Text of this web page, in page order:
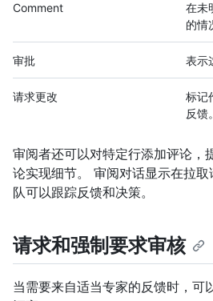
Comment
在未
的情
审批 表示
请求更改
标记
反馈。
审阅者还可以对特定行添加评论，
论实现细节。 审阅对话显示在拉
队可以跟踪反馈和决策。
请求和强制要求审核
当需要来自适当专家的反馈时，可